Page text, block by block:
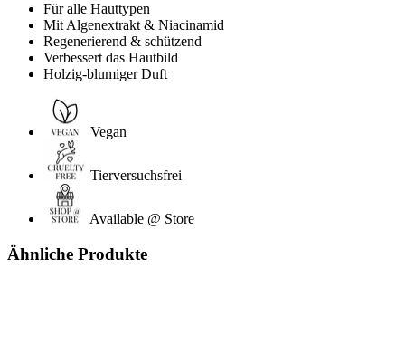
Für alle Hauttypen
Mit Algenextrakt & Niacinamid
Regenerierend & schützend
Verbessert das Hautbild
Holzig-blumiger Duft
Vegan
Tierversuchsfrei
Available @ Store
Ähnliche Produkte